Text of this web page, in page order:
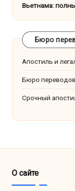
Вьетнама:
Бюро
Апостиль и
Бюро переводов
Срочный
О сайте